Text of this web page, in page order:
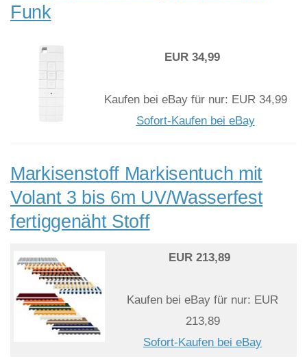
Funk
EUR 34,99
Kaufen bei eBay für nur: EUR 34,99
Sofort-Kaufen bei eBay
Markisenstoff Markisentuch mit
Volant 3 bis 6m UV/Wasserfest
fertiggenäht Stoff
EUR 213,89
Kaufen bei eBay für nur: EUR
213,89
Sofort-Kaufen bei eBay